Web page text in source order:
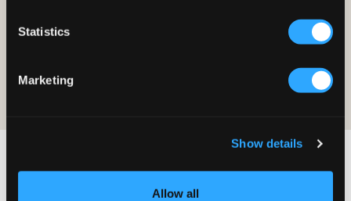
Statistics
Marketing
Show details
Allow all
priser. Rabatten kan ikke kombineres med andre tilbud. For mer
informasjon om medlemskapet les vår
and our